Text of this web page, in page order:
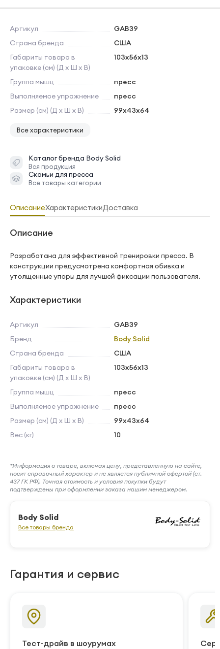
Артикул
GAB39
Страна бренда
США
Габариты товара в
упаковке (см) (Д х Ш х В)
103х56x13
Группа мышц
пресс
Выполняемое упражнение
пресс
Размер (см) (Д х Ш х В)
99х43x64
Все характеристики
Каталог бренда Body Solid
Вся продукция
Скамьи для пресса
Все товары категории
ОписаниеХарактеристикиДоставка
Описание
Разработана для эффективной тренировки пресса. В
конструкции предусмотрена комфортная обивка и
утолщенные упоры для лучшей фиксации пользователя.
Характеристики
Артикул
GAB39
Бренд
Body Solid
Страна бренда
США
Габариты товара в
упаковке (см) (Д х Ш х В)
103х56x13
Группа мышц
пресс
Выполняемое упражнение
пресс
Размер (см) (Д х Ш х В)
99х43x64
Вес (кг)
10
*Информация о товаре, включая цену, представленную на сайте,
носит справочный характер и не является публичной офертой (ст.
437 ГК РФ). Точная стоимость и условия покупки будут
подтверждены при оформлении заказа нашим менеджером.
Body Solid
Все товары бренда
Гарантия и сервис
Тест-драйв в шоурумах